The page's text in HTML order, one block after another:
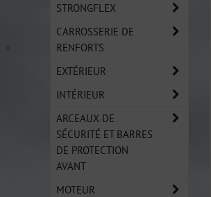
STRONGFLEX
CARROSSERIE DE
RENFORTS
EXTÉRIEUR
INTÉRIEUR
ARCEAUX DE
SÉCURITÉ ET BARRES
DE PROTECTION
AVANT
MOTEUR